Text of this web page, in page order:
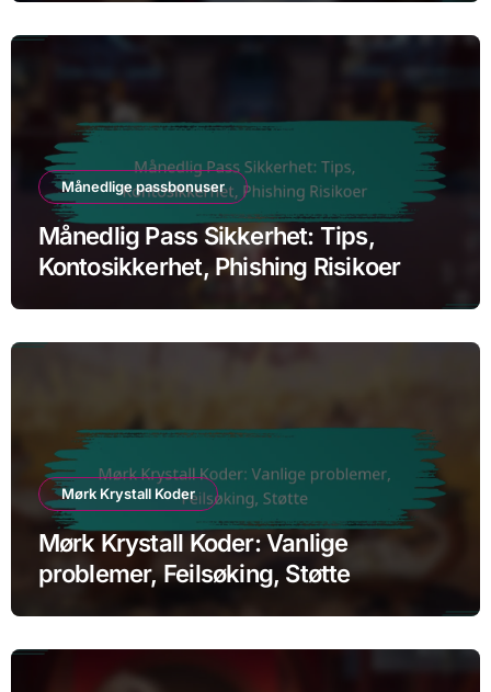
Månedlige passbonuser
Månedlig Pass Sikkerhet: Tips,
Kontosikkerhet, Phishing Risikoer
Mørk Krystall Koder
Mørk Krystall Koder: Vanlige
problemer, Feilsøking, Støtte